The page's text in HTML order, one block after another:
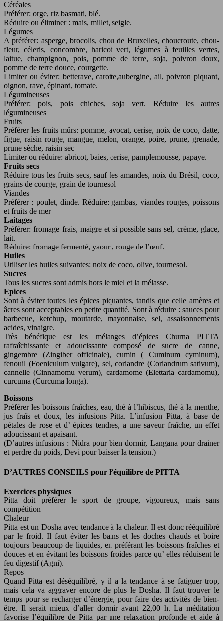
Céréales
Préférer: orge, riz basmati, blé.
Réduire ou éliminer : mais, millet, seigle.
Légumes
A préférer: asperge, brocolis, chou de Bruxelles, choucroute, chou-
fleur, céleris, concombre, haricot vert, légumes à feuilles vertes,
laitue, champignon, pois, pomme de terre, soja, poivron doux,
pomme de terre douce, courgette.
Limiter ou éviter: betterave, carotte,aubergine, ail, poivron piquant,
oignon, rave, épinard, tomate.
Légumineuses
Préférer: pois, pois chiches, soja vert. Réduire les autres
légumineuses
Fruits
Préférer les fruits mûrs: pomme, avocat, cerise, noix de coco, datte,
figue, raisin rouge, mangue, melon, orange, poire, prune, grenade,
prune sèche, raisin sec
Limiter ou réduire: abricot, baies, cerise, pamplemousse, papaye.
Fruits secs
Réduire tous les fruits secs, sauf les amandes, noix du Brésil, coco,
grains de courge, grain de tournesol
Viandes
Préférer : poulet, dinde. Réduire: gambas, viandes rouges, poissons
et fruits de mer
Laitages
Préférer: fromage frais, maigre et si possible sans sel, crème, glace,
lait.
Réduire: fromage fermenté, yaourt, rouge de l’œuf.
Huiles
Utiliser les huiles suivantes: noix de coco, olive, tournesol.
Sucres
Tous les sucres sont admis hors le miel et la mélasse.
Epices
Sont à éviter toutes les épices piquantes, tandis que celle amères et
âcres sont acceptables en petite quantité. Sont à réduire : sauces pour
barbecue, ketchup, moutarde, mayonnaise, sel, assaisonnements
acides, vinaigre.
Très bénéfique est les mélanges d’épices Churna PITTA
rafraîchissante et adoucissante composé de sucre de canne,
gingembre (Zingiber officinale), cumin ( Cuminum cyminum),
fenouil (Foeniculum vulgare), sel, coriandre (Coriandrum sativum),
cannelle (Cinnamomu verum), cardamome (Elettaria cardamomu),
curcuma (Curcuma longa).
Boissons
Préférer les boissons fraîches, eau, thé à l’hibiscus, thé à la menthe,
jus fraîs et doux, les infusions Pitta. L’infusion Pitta, à base de
pétales de rose et d’ épices tendres, a une saveur fraîche, un effet
adoucissant et apaisant.
(D’autres infusions : Nidra pour bien dormir, Langana pour drainer
et perdre du poids, Devi pour baisser la tension.)
D’AUTRES CONSEILS pour l’équilibre de PITTA
Exercices physiques
Pitta doit préférer le sport de groupe, vigoureux, mais sans
compétition
Chaleur
Pitta est un Dosha avec tendance à la chaleur. Il est donc rééquilibré
par le froid. Il faut éviter les bains et les doches chauds et boire
toujours beaucoup de liquides, en préférant les boissons fraîches et
douces et en évitant les boissons froides parce qu’ elles réduisent le
feu digestif (Agni).
Repos
Quand Pitta est déséquilibré, y il a la tendance à se fatiguer trop,
mais cela va aggraver encore de plus le Dosha. Il faut trouver le
temps pour se recharger d’énergie, pour faire des activités de bien-
être. Il serait mieux d’aller dormir avant 22,00 h. La méditation
favorise l’équilibre de Pitta par une relaxation profonde et aide à